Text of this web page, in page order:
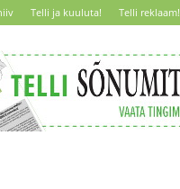
Telli ja kuuluta! Telli reklaam!